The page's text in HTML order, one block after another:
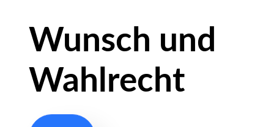
Wunsch und
Wahlrecht